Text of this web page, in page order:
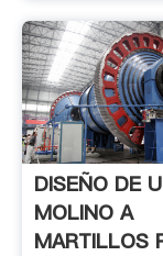
DISEÑO DE
MOLINO A
MARTILLOS